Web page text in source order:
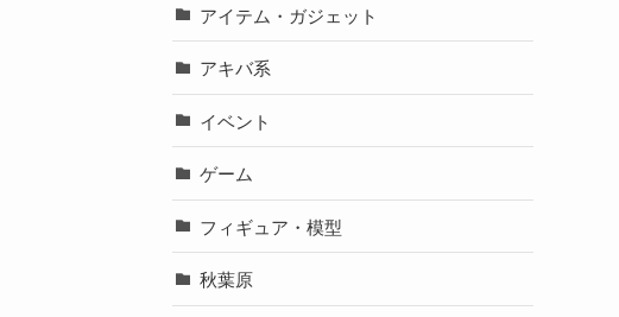
アイテム・ガジェット
アキバ系
イベント
ゲーム
フィギュア・模型
秋葉原